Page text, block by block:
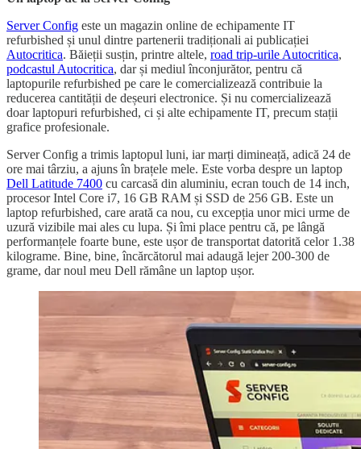
Server Config este un magazin online de echipamente IT
refurbished și unul dintre partenerii tradiționali ai publicației
Autocritica. Băieții susțin, printre altele, road trip-urile Autocritica,
podcastul Autocritica, dar și mediul înconjurător, pentru că
laptopurile refurbished pe care le comercializează contribuie la
reducerea cantității de deșeuri electronice. Și nu comercializează
doar laptopuri refurbished, ci și alte echipamente IT, precum stații
grafice profesionale.
Server Config a trimis laptopul luni, iar marți dimineață, adică 24 de
ore mai târziu, a ajuns în brațele mele. Este vorba despre un laptop
Dell Latitude 7400 cu carcasă din aluminiu, ecran touch de 14 inch,
procesor Intel Core i7, 16 GB RAM și SSD de 256 GB. Este un
laptop refurbished, care arată ca nou, cu excepția unor mici urme de
uzură vizibile mai ales cu lupa. Și îmi place pentru că, pe lângă
performanțele foarte bune, este ușor de transportat datorită celor 1.38
kilograme. Bine, bine, încărcătorul mai adaugă lejer 200-300 de
grame, dar noul meu Dell rămâne un laptop ușor.